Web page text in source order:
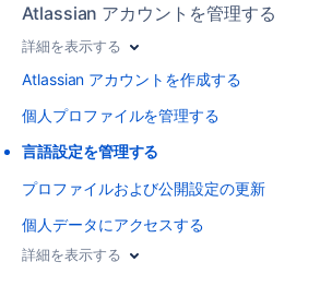
Atlassian アカウントを管理する
詳細を表示する
Atlassian アカウントを作成する
個人プロファイルを管理する
言語設定を管理する
プロファイルおよび公開設定の更新
個人データにアクセスする
詳細を表示する